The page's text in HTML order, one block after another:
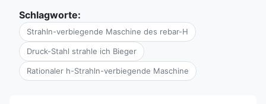
Schlagworte:
Strahln-verbiegende Maschine des rebar-H
Druck-Stahl strahle ich Bieger
Rationaler h-Strahln-verbiegende Maschine